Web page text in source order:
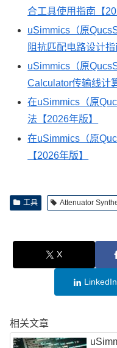
合工具使用指南【
uSimmics（原
阻抗匹配电路设计指
uSimmics（原
Calculator传输线计
在uSimmics（原
法【2026年版】
在uSimmics（原
【2026年版】
工具 Attenuator
X
LinkedIn
相关文章